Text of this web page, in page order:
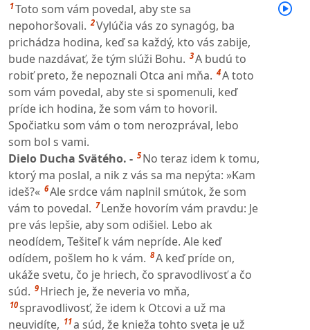
1Toto som vám povedal, aby ste sa
nepohoršovali. 2Vylúčia vás zo synagóg, ba
prichádza hodina, keď sa každý, kto vás zabije,
bude nazdávať, že tým slúži Bohu. 3A budú to
robiť preto, že nepoznali Otca ani mňa. 4A toto
som vám povedal, aby ste si spomenuli, keď
príde ich hodina, že som vám to hovoril.
Spočiatku som vám o tom nerozprával, lebo
som bol s vami.
Dielo Ducha Svätého. - 5 No teraz idem k tomu,
ktorý ma poslal, a nik z vás sa ma nepýta: »Kam
ideš?« 6Ale srdce vám naplnil smútok, že som
vám to povedal. 7 Lenže hovorím vám pravdu: Je
pre vás lepšie, aby som odišiel. Lebo ak
neodídem, Tešiteľ k vám nepríde. Ale keď
odídem, pošlem ho k vám. 8A keď príde on,
ukáže svetu, čo je hriech, čo spravodlivosť a čo
súd. 9 Hriech je, že neveria vo mňa,
10spravodlivosť, že idem k Otcovi a už ma
neuvidíte, 11a súd, že knieža tohto sveta je už